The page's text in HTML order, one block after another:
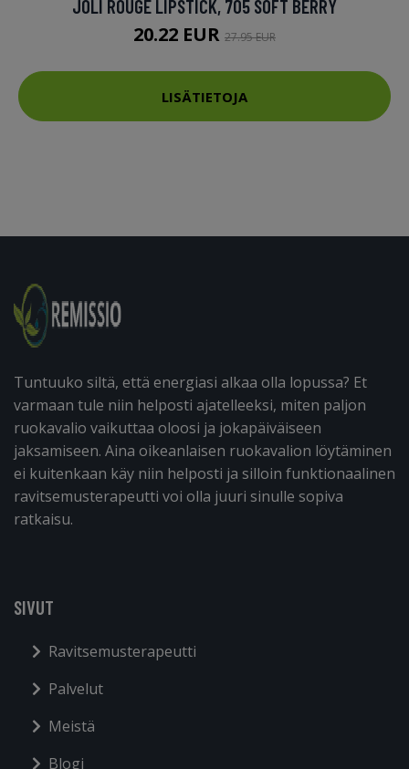
JOLI ROUGE LIPSTICK, 705 SOFT BERRY
20.22 EUR 27.95 EUR
LISÄTIETOJA
Tuntuuko siltä, että energiasi alkaa olla lopussa? Et
varmaan tule niin helposti ajatelleeksi, miten paljon
ruokavalio vaikuttaa oloosi ja jokapäiväiseen
jaksamiseen. Aina oikeanlaisen ruokavalion löytäminen
ei kuitenkaan käy niin helposti ja silloin funktionaalinen
ravitsemusterapeutti voi olla juuri sinulle sopiva
ratkaisu.
SIVUT
Ravitsemusterapeutti
Palvelut
Meistä
Blogi